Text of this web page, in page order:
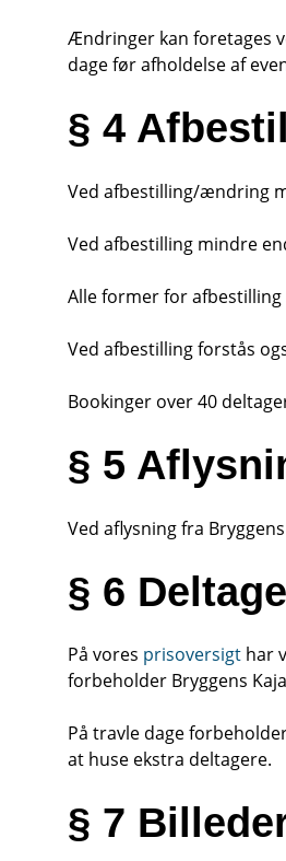
Ændringer kan foretages
dage før afholdelse af
§ 4
Ved afbestilling/ændring
Ved afbestilling mindre
Alle former for
Ved afbestilling forstås
Bookinger over 40
§ 5
Ved aflysning fra
§ 6
På vores prisoversigt har
forbeholder Bryggens
På travle dage
at huse ekstra deltagere.
§ 7